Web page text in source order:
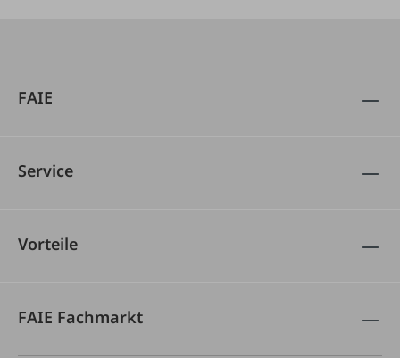
FAIE
Service
Vorteile
FAIE Fachmarkt